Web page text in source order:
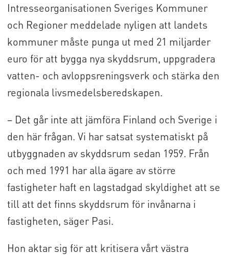
Intresseorganisationen Sveriges Kommuner
och Regioner meddelade nyligen att landets
kommuner måste punga ut med 21 miljarder
euro för att bygga nya skyddsrum, uppgradera
vatten- och avloppsreningsverk och stärka den
regionala livsmedelsberedskapen.
– Det går inte att jämföra Finland och Sverige i
den här frågan. Vi har satsat systematiskt på
utbyggnaden av skyddsrum sedan 1959. Från
och med 1991 har alla ägare av större
fastigheter haft en lagstadgad skyldighet att se
till att det finns skyddsrum för invånarna i
fastigheten, säger Pasi.
Hon aktar sig för att kritisera vårt västra